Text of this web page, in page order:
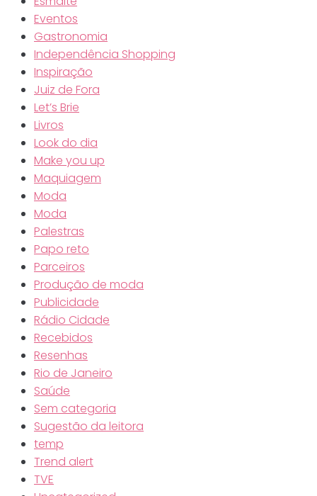
Eventos
Gastronomia
Independência Shopping
Inspiração
Juiz de Fora
Let’s Brie
Livros
Look do dia
Make you up
Maquiagem
Moda
Moda
Palestras
Papo reto
Parceiros
Produção de moda
Publicidade
Rádio Cidade
Recebidos
Resenhas
Rio de Janeiro
Saúde
Sem categoria
Sugestão da leitora
temp
Trend alert
TVE